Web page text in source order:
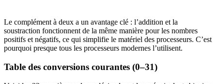
Le complément à deux a un avantage clé : l’addition et la
soustraction fonctionnent de la même manière pour les nombres
positifs et négatifs, ce qui simplifie le matériel des processeurs. C’est
pourquoi presque tous les processeurs modernes l’utilisent.
Table des conversions courantes (0–31)